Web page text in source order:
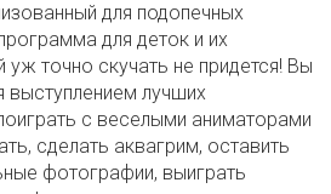
для подопечных
для деток и их
уж точно скучать не придется! Вы
выступлением лучших
с веселыми аниматорами
сделать аквагрим, оставить
фотографии, выиграть